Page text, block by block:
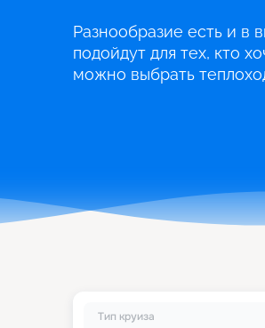
Разнообразие есть и в
подойдут для тех, кто
можно выбрать
Тип круиза